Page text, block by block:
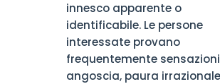
innesco apparente o
identificabile. Le persone
interessate provano
frequentemente
angoscia, paura